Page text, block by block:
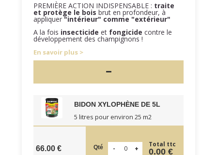
PREMIÈRE ACTION INDISPENSABLE : traite
et protège le bois brut en profondeur, à
appliquer"intérieur" comme "extérieur"
A la fois insecticide et fongicide contre le
développement des champignons !
En savoir plus
BIDON XYLOPHÈNE DE 5L
5 litres pour environ 25 m2
66.00 € Qté Total ttc
0.00 €